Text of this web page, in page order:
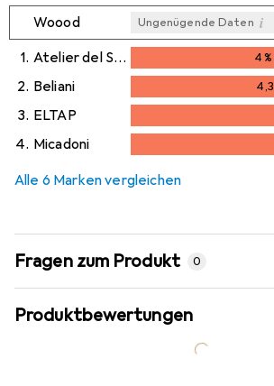
Woood Ungenügende Daten i
1. Atelier del Sofa 4%
2. Beliani 4,3
3. ELTAP
4. Micadoni
Alle 6 Marken vergleichen
Fragen zum Produkt 0
Produktbewertungen